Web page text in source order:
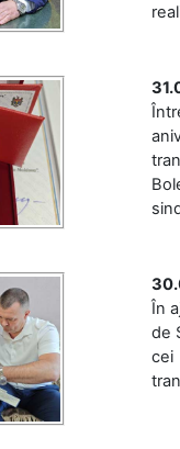
În
de
cei